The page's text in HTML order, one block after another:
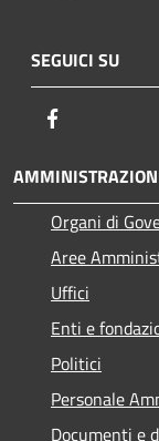
SEGUICI SU
Organi di
Aree
Uffici
Enti e
Politici
Personale
Documenti e